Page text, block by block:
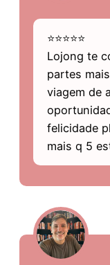
⭐⭐⭐⭐⭐
Lojong te
partes
viagem de
felicidade
mais q 5